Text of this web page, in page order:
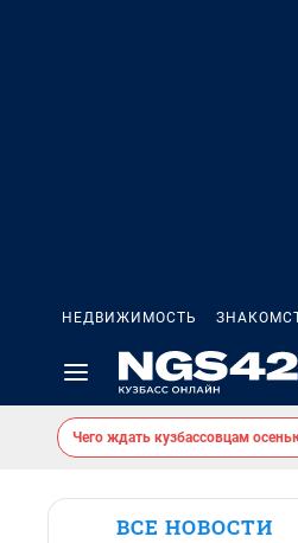
НЕДВИЖИМОСТЬ
Чего ждать кузбассовцам
ВСЕ НОВОСТИ